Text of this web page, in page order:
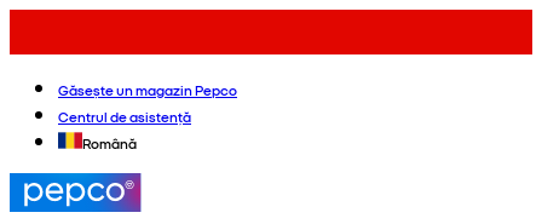
Găsește un magazin Pepco
Centrul de asistență
Română